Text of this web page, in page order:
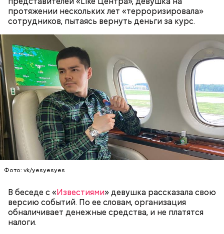
протяжении нескольких лет «терроризировала»
сотрудников, пытаясь вернуть деньги за курс.
Фото: vk/yesyesyes
В беседе с «Известиями» девушка рассказала свою
версию событий. По ее словам, организация
обналичивает денежные средства, и не платятся
налоги.
Долгое время образ положительной матери не
госпитализация семилетнего пасынка женщины.
Этот факт заинтересовал правоохранительные
органы, ведь на воспитание ребенка, имеющего
проблемы со здоровьем, выделяется большое
финансирование. В связи с чем по данному факту
было возбуждено уголовное дело по статье
«Причинение тяжкого вреда здоровью».
Подозреваемая / Фото: Соцсети
Фото: пресс-служба Госдумы